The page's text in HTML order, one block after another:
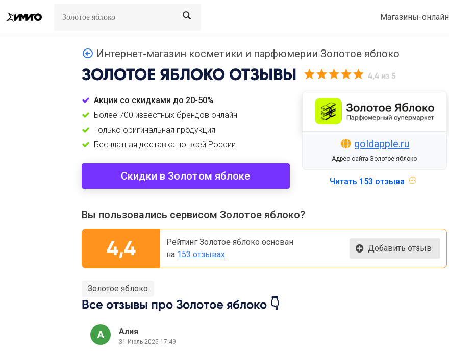
Search Магазины-онлайн
Интернет-магазин косметики и парфюмерии Золотое яблоко
ЗОЛОТОЕ ЯБЛОКО ОТЗЫВЫ 4,4 из 5
Акции со скидками до 20-50%
Более 700 известных брендов онлайн
Только оригинальная продукция
Бесплатная доставка по всей России
Cкидки в Золотом яблоке
goldapple.ru
Адрес сайта Золотое яблоко
Читать 153 отзыва
Вы пользовались сервисом Золотое яблоко?
4,4
Рейтинг Золотое яблоко основан
на 153 отзывах
Добавить отзыв
Золотое яблоко
Все отзывы про Золотое яблоко 👇
Алия
31 Июль 2025 17:49